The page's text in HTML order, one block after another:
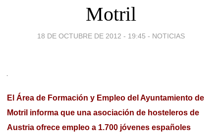
Motril
18 DE OCTUBRE DE 2012 - 19:45 - NOTICIAS
El Área de Formación y Empleo del Ayuntamiento de
Motril informa que una asociación de hosteleros de
Austria ofrece empleo a 1.700 jóvenes españoles